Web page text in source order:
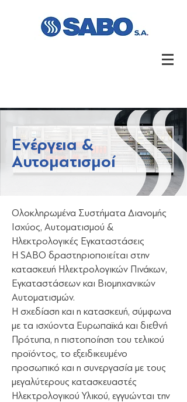
Ολοκληρωμένα Συστήματα Διανομής
Ισχύος, Αυτοματισμού &
Ηλεκτρολογικές Εγκαταστάσεις
Η SΑΒΟ δραστηριοποιείται στην
κατασκευή Ηλεκτρολογικών Πινάκων,
Εγκαταστάσεων και Βιομηχανικών
Αυτοματισμών.
Η σχεδίαση και η κατασκευή, σύμφωνα
με τα ισχύοντα Ευρωπαϊκά και διεθνή
Πρότυπα, η πιστοποίηση του τελικού
προϊόντος, το εξειδικευμένο
προσωπικό και η συνεργασία με τους
μεγαλύτερους κατασκευαστές
Ηλεκτρολογικού Υλικού, εγγυώνται την
Ενέργεια &
Αυτοματισμοί